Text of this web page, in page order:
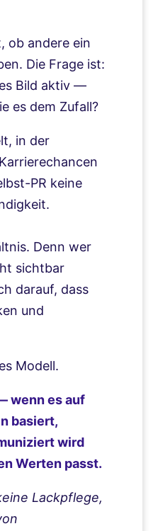
ob andere ein
Die Frage ist:
Bild aktiv —
es dem Zufall?
in der
PR keine
Denn wer
sichtbar
darauf, dass
und
Modell.
wenn es auf
basiert,
wird
Werten passt.
Lackpflege,